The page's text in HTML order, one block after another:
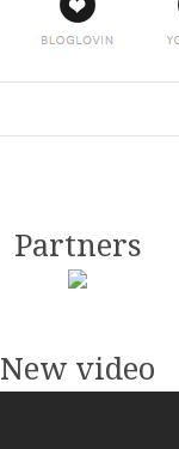
Partners
New video